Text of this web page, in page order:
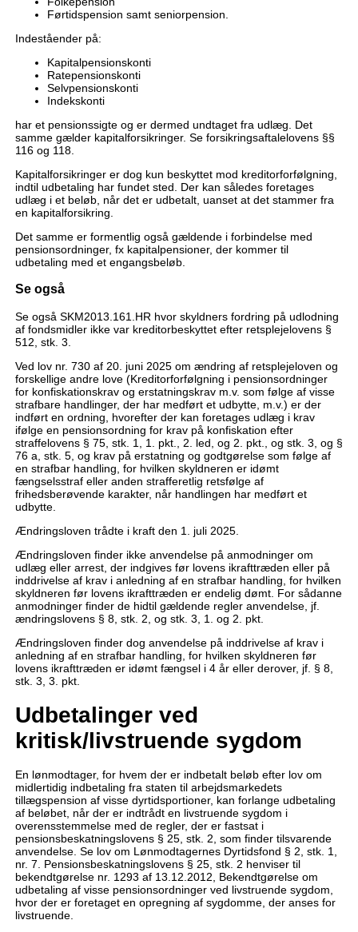
Førtidspension samt seniorpension.
Indeståender på:
Kapitalpensionskonti
Ratepensionskonti
Selvpensionskonti
Indekskonti
har et pensionssigte og er dermed undtaget fra udlæg. Det
samme gælder kapitalforsikringer. Se forsikringsaftalelovens §§
116 og 118.
Kapitalforsikringer er dog kun beskyttet mod kreditorforfølgning,
indtil udbetaling har fundet sted. Der kan således foretages
udlæg i et beløb, når det er udbetalt, uanset at det stammer fra
en kapitalforsikring.
Det samme er formentlig også gældende i forbindelse med
pensionsordninger, fx kapitalpensioner, der kommer til
udbetaling med et engangsbeløb.
Se også
Se også SKM2013.161.HR hvor skyldners fordring på udlodning
af fondsmidler ikke var kreditorbeskyttet efter retsplejelovens §
512, stk. 3.
Ved lov nr. 730 af 20. juni 2025 om ændring af retsplejeloven og
forskellige andre love (Kreditorforfølgning i pensionsordninger
for konfiskationskrav og erstatningskrav m.v. som følge af visse
strafbare handlinger, der har medført et udbytte, m.v.) er der
indført en ordning, hvorefter der kan foretages udlæg i krav
ifølge en pensionsordning for krav på konfiskation efter
straffelovens § 75, stk. 1, 1. pkt., 2. led, og 2. pkt., og stk. 3, og §
76 a, stk. 5, og krav på erstatning og godtgørelse som følge af
en strafbar handling, for hvilken skyldneren er idømt
fængselsstraf eller anden strafferetlig retsfølge af
frihedsberøvende karakter, når handlingen har medført et
udbytte.
Ændringsloven trådte i kraft den 1. juli 2025.
Ændringsloven finder ikke anvendelse på anmodninger om
udlæg eller arrest, der indgives før lovens ikrafttræden eller på
inddrivelse af krav i anledning af en strafbar handling, for hvilken
skyldneren før lovens ikrafttræden er endelig dømt. For sådanne
anmodninger finder de hidtil gældende regler anvendelse, jf.
ændringslovens § 8, stk. 2, og stk. 3, 1. og 2. pkt.
Ændringsloven finder dog anvendelse på inddrivelse af krav i
anledning af en strafbar handling, for hvilken skyldneren før
lovens ikrafttræden er idømt fængsel i 4 år eller derover, jf. § 8,
stk. 3, 3. pkt.
Udbetalinger ved
kritisk/livstruende sygdom
En lønmodtager, for hvem der er indbetalt beløb efter lov om
midlertidig indbetaling fra staten til arbejdsmarkedets
tillægspension af visse dyrtidsportioner, kan forlange udbetaling
af beløbet, når der er indtrådt en livstruende sygdom i
overensstemmelse med de regler, der er fastsat i
pensionsbeskatningslovens § 25, stk. 2, som finder tilsvarende
anvendelse. Se lov om Lønmodtagernes Dyrtidsfond § 2, stk. 1,
nr. 7. Pensionsbeskatningslovens § 25, stk. 2 henviser til
bekendtgørelse nr. 1293 af 13.12.2012, Bekendtgørelse om
udbetaling af visse pensionsordninger ved livstruende sygdom,
hvor der er foretaget en opregning af sygdomme, der anses for
livstruende.